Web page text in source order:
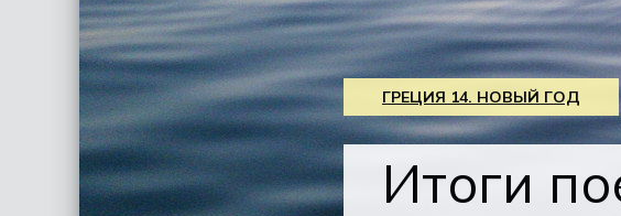
ГРЕЦИЯ 14. НОВЫЙ ГОД
Итоги